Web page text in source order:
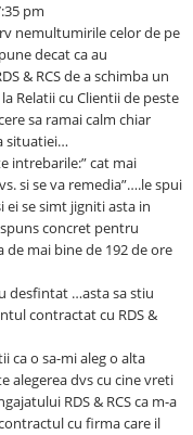
pm
nemultumirile celor de pe
decat ca au
& RCS de a schimba un
Relatii cu Clientii de peste
sa ramai calm chiar
situatiei…
intrebarile:” cat mai
si se va remedia”….le spui
ei se simt jigniti asta in
concret pentru
de mai bine de 192 de ore
desfintat …asta sa stiu
contractat cu RDS &
ca o sa-mi aleg o alta
alegerea dvs cu cine vreti
RDS & RCS ca m-a
cu firma care il